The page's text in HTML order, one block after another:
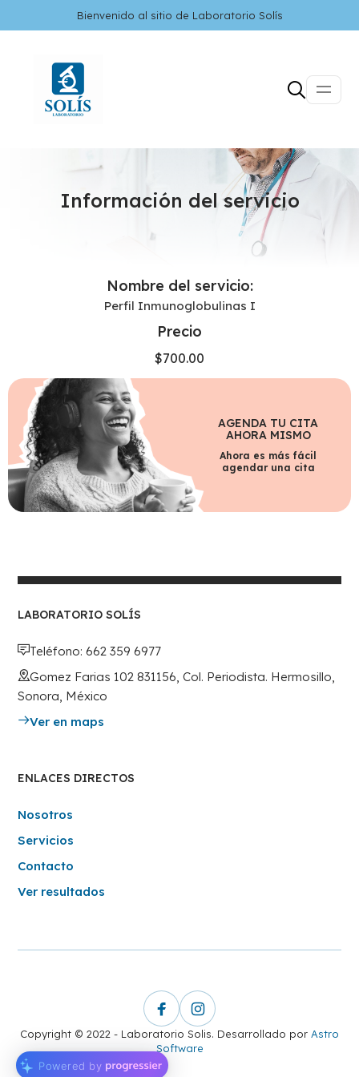
Bienvenido al sitio de Laboratorio Solís
Información del servicio
Nombre del servicio:
Perfil Inmunoglobulinas I
Precio
$700.00
AGENDA TU CITA
AHORA MISMO
Ahora es más fácil
agendar una cita
LABORATORIO SOLÍS
Teléfono: 662 359 6977
Gomez Farias 102 831156, Col. Periodista. Hermosillo,
Sonora, México
Ver en maps
ENLACES DIRECTOS
Nosotros
Servicios
Contacto
Ver resultados
Copyright © 2022 - Laboratorio Solis. Desarrollado por Astro
Software
Powered by